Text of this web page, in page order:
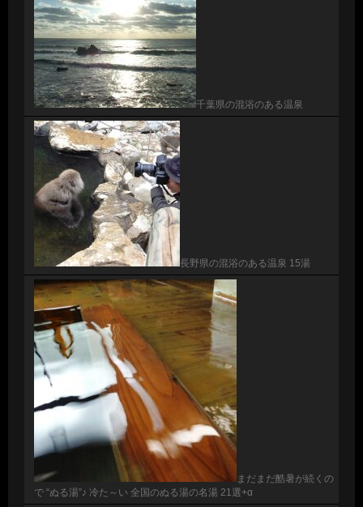
千葉県の混浴のある温泉
長野県の混浴のある温泉 15湯
まだまだ酷暑が続くの
で “ぬる湯”♪ 冷た～い 全国のぬる湯の名湯 21選+α